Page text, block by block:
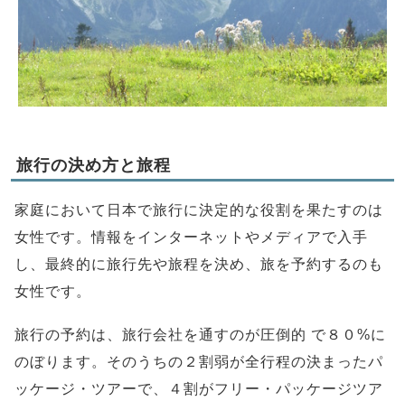
旅行の決め方と旅程
家庭において日本で旅行に決定的な役割を果たすのは
女性です。情報をインターネットやメディアで入手
し、最終的に旅行先や旅程を決め、旅を予約するのも
女性です。
旅行の予約は、旅行会社を通すのが圧倒的 で８０%に
のぼります。そのうちの２割弱が全行程の決まったパ
ッケージ・ツアーで、４割がフリー・パッケージツア